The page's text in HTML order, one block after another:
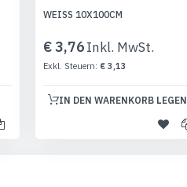
WEISS 10X100CM
€ 3,76
€ 3,13
IN DEN WARENKORB LEGEN